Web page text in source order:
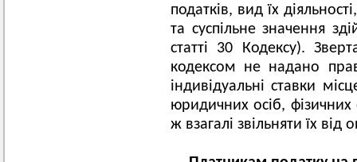
податків, вид їх
та суспільне значення
статті 30 Кодексу).
кодексом не надано
індивідуальні ставки
юридичних осіб,
ж взагалі звільняти їх від